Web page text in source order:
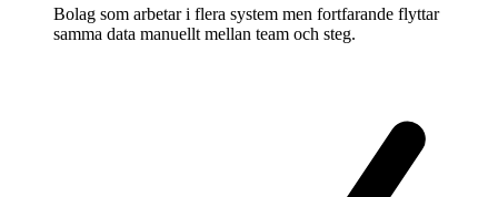
Bolag som arbetar i flera system men fortfarande flyttar
samma data manuellt mellan team och steg.